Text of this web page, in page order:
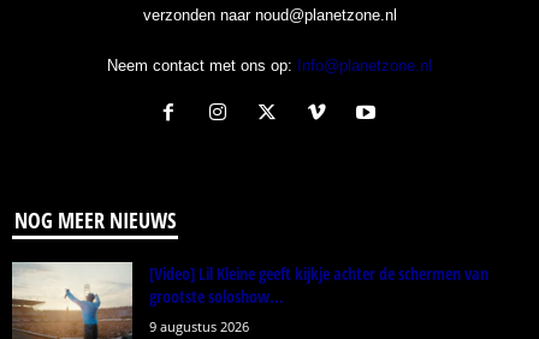
verzonden naar noud@planetzone.nl
Neem contact met ons op: Info@planetzone.nl
NOG MEER NIEUWS
[Video] Lil Kleine geeft kijkje achter de schermen van
grootste soloshow...
9 augustus 2026